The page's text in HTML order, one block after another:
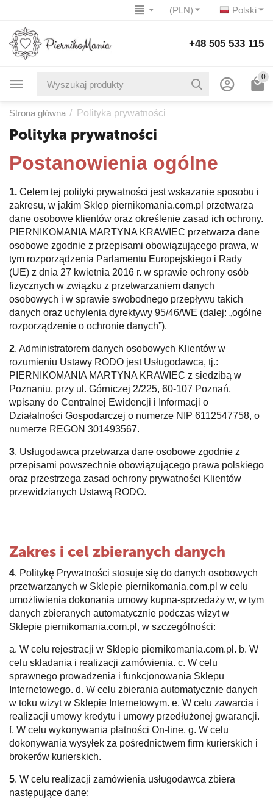
Polski
(PLN)
+48 505 533 115
0
Strona główna / Polityka prywatności
Polityka prywatności
Postanowienia ogólne
1. Celem tej polityki prywatności jest wskazanie sposobu i
zakresu, w jakim Sklep piernikomania.com.pl przetwarza
dane osobowe klientów oraz określenie zasad ich ochrony.
PIERNIKOMANIA MARTYNA KRAWIEC przetwarza dane
osobowe zgodnie z przepisami obowiązującego prawa, w
tym rozporządzenia Parlamentu Europejskiego i Rady
(UE) z dnia 27 kwietnia 2016 r. w sprawie ochrony osób
fizycznych w związku z przetwarzaniem danych
osobowych i w sprawie swobodnego przepływu takich
danych oraz uchylenia dyrektywy 95/46/WE (dalej: „ogólne
rozporządzenie o ochronie danych”).
2. Administratorem danych osobowych Klientów w
rozumieniu Ustawy RODO jest Usługodawca, tj.:
PIERNIKOMANIA MARTYNA KRAWIEC z siedzibą w
Poznaniu, przy ul. Górniczej 2/225, 60-107 Poznań,
wpisany do Centralnej Ewidencji i Informacji o
Działalności Gospodarczej o numerze NIP 6112547758, o
numerze REGON 301493567.
3. Usługodawca przetwarza dane osobowe zgodnie z
przepisami powszechnie obowiązującego prawa polskiego
oraz przestrzega zasad ochrony prywatności Klientów
przewidzianych Ustawą RODO.
Zakres i cel zbieranych danych
4. Politykę Prywatności stosuje się do danych osobowych
przetwarzanych w Sklepie piernikomania.com.pl w celu
umożliwienia dokonania umowy kupna-sprzedaży w, w tym
danych zbieranych automatycznie podczas wizyt w
Sklepie piernikomania.com.pl, w szczególności:
a. W celu rejestracji w Sklepie piernikomania.com.pl. b. W
celu składania i realizacji zamówienia. c. W celu
sprawnego prowadzenia i funkcjonowania Sklepu
Internetowego. d. W celu zbierania automatycznie danych
w toku wizyt w Sklepie Internetowym. e. W celu zawarcia i
realizacji umowy kredytu i umowy przedłużonej gwarancji.
f. W celu wykonywania płatności On-line. g. W celu
dokonywania wysyłek za pośrednictwem firm kurierskich i
brokerów kurierskich.
5. W celu realizacji zamówienia usługodawca zbiera
następujące dane: